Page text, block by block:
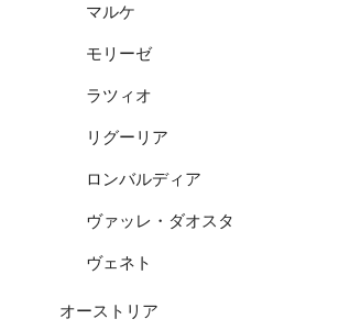
マルケ
モリーゼ
ラツィオ
リグーリア
ロンバルディア
ヴァッレ・ダオスタ
ヴェネト
オーストリア